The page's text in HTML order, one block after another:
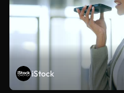
iStock